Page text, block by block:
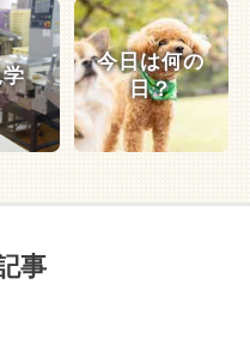
今日は何の
日？
事